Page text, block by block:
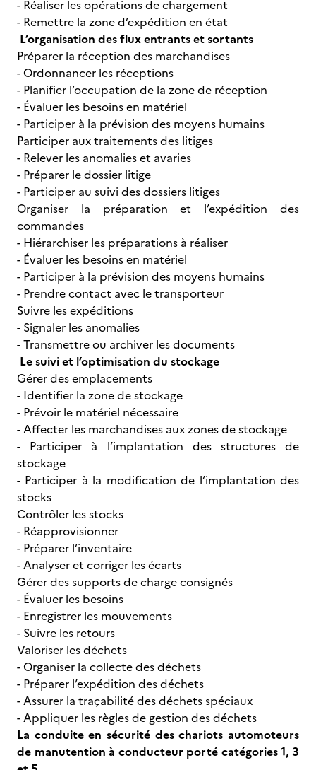
- Réaliser les opérations de chargement
- Remettre la zone d’expédition en état
L’organisation des flux entrants et sortants
Préparer la réception des marchandises
- Ordonnancer les réceptions
- Planifier l’occupation de la zone de réception
- Évaluer les besoins en matériel
- Participer à la prévision des moyens humains
Participer aux traitements des litiges
- Relever les anomalies et avaries
- Préparer le dossier litige
- Participer au suivi des dossiers litiges
Organiser la préparation et l’expédition des
commandes
- Hiérarchiser les préparations à réaliser
- Évaluer les besoins en matériel
- Participer à la prévision des moyens humains
- Prendre contact avec le transporteur
Suivre les expéditions
- Signaler les anomalies
- Transmettre ou archiver les documents
Le suivi et l’optimisation du stockage
Gérer des emplacements
- Identifier la zone de stockage
- Prévoir le matériel nécessaire
- Affecter les marchandises aux zones de stockage
- Participer à l’implantation des structures de
stockage
- Participer à la modification de l’implantation des
stocks
Contrôler les stocks
- Réapprovisionner
- Préparer l’inventaire
- Analyser et corriger les écarts
Gérer des supports de charge consignés
- Évaluer les besoins
- Enregistrer les mouvements
- Suivre les retours
Valoriser les déchets
- Organiser la collecte des déchets
- Préparer l’expédition des déchets
- Assurer la traçabilité des déchets spéciaux
- Appliquer les règles de gestion des déchets
La conduite en sécurité des chariots automoteurs
de manutention à conducteur porté catégories 1, 3